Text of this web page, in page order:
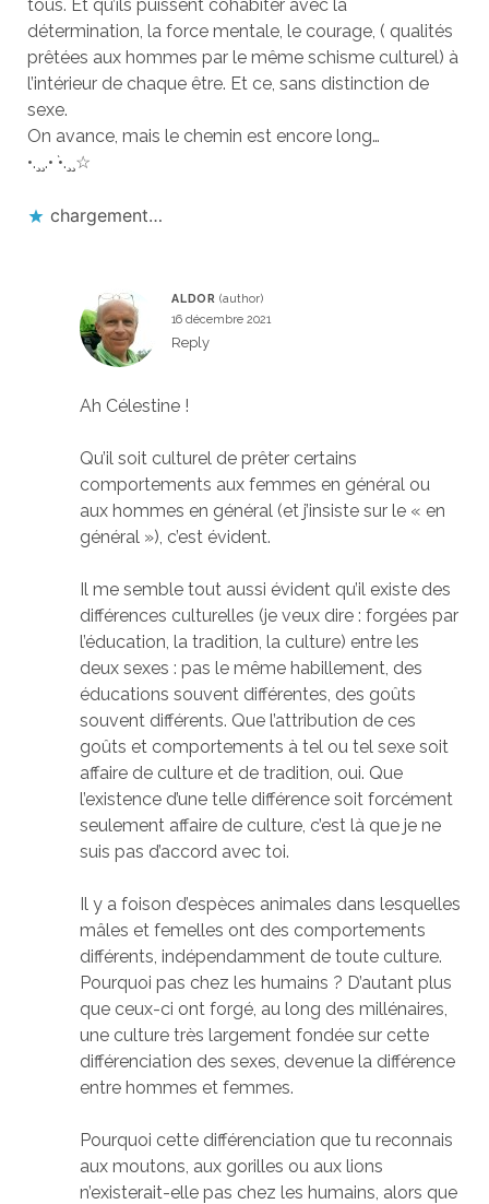
tous. Et qu’ils puissent cohabiter avec la
détermination, la force mentale, le courage, ( qualités
prêtées aux hommes par le même schisme culturel) à
l’intérieur de chaque être. Et ce, sans distinction de
sexe.
On avance, mais le chemin est encore long…
•.¸¸.• •.¸¸☆
chargement…
ALDOR
16 décembre 2021
Reply
Ah Célestine !
Qu’il soit culturel de prêter certains
comportements aux femmes en général ou
aux hommes en général (et j’insiste sur le « en
général »), c’est évident.
Il me semble tout aussi évident qu’il existe des
différences culturelles (je veux dire : forgées par
l’éducation, la tradition, la culture) entre les
deux sexes : pas le même habillement, des
éducations souvent différentes, des goûts
souvent différents. Que l’attribution de ces
goûts et comportements à tel ou tel sexe soit
affaire de culture et de tradition, oui. Que
l’existence d’une telle différence soit forcément
seulement affaire de culture, c’est là que je ne
suis pas d’accord avec toi.
Il y a foison d’espèces animales dans lesquelles
mâles et femelles ont des comportements
différents, indépendamment de toute culture.
Pourquoi pas chez les humains ? D’autant plus
que ceux-ci ont forgé, au long des millénaires,
une culture très largement fondée sur cette
différenciation des sexes, devenue la différence
entre hommes et femmes.
Pourquoi cette différenciation que tu reconnais
aux moutons, aux gorilles ou aux lions
n’existerait-elle pas chez les humains, alors que